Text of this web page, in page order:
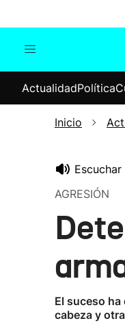
Internacional
ActualidadPolítica
Inicio
Escuchar
AGRESIÓN
El suceso
cabeza y